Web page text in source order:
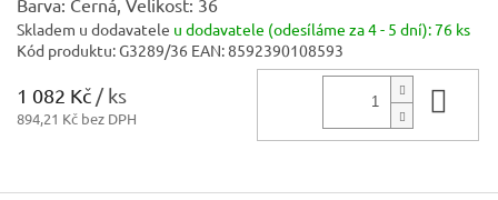
Skladem u dodavatele u dodavatele (odesíláme za 4 - 5 dní):76 ks
Kód produktu:G3289/36 EAN:8592390108593
1 082 Kč / ks
894,21 Kč bez DPH